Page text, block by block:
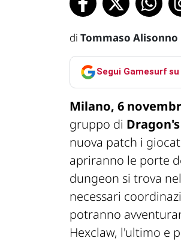
di Tommaso Alisonno
Segui Gamesurf su
Milano, 6
gruppo di
nuova patch i
apriranno le porte
dungeon si trova
necessari
potranno
Hexclaw, l'ultimo e